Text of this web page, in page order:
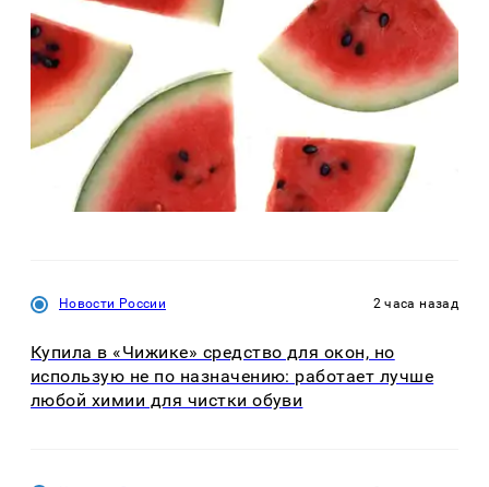
Новости России 2 часа назад
Купила в «Чижике» средство для окон, но
использую не по назначению: работает лучше
любой химии для чистки обуви